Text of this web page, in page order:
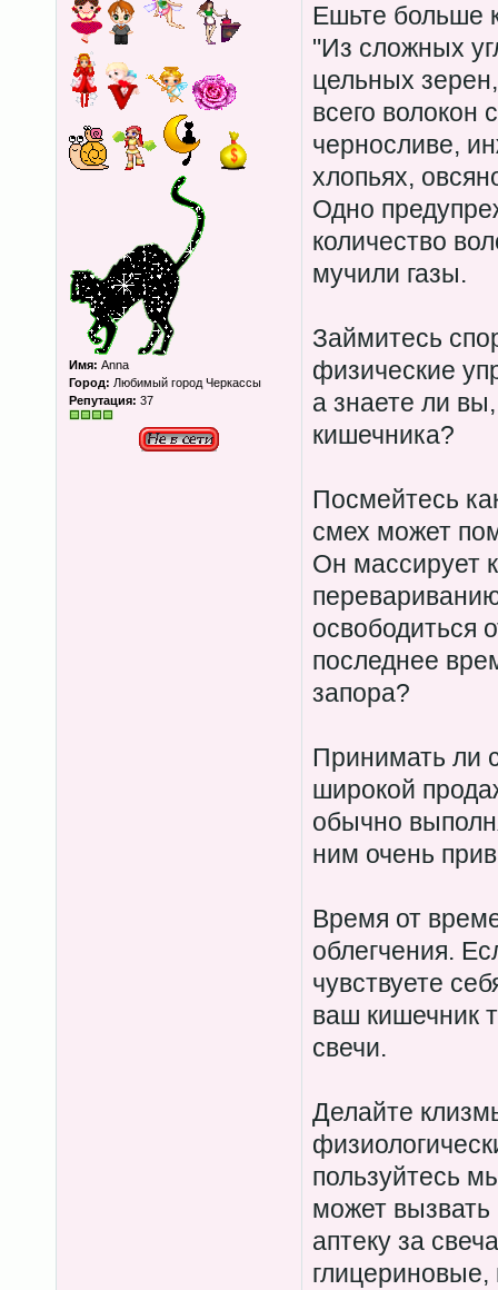
Имя: Anna
Город: Любимый город Черкассы
Репутация: 37
Ешьте больше
"Из сложных
цельных
всего волокон
черносливе,
хлопьях,
Одно
количество
мучили газы.
Займитесь
физические
а знаете ли
кишечника?
Посмейтесь
смех может
Он массирует
освободиться
последнее
запора?
Принимать ли
широкой
обычно
ним очень
Время от
облегчения.
чувствуете
ваш кишечник
свечи.
Делайте
пользуйтесь
может вызвать
аптеку за
глицериновые,